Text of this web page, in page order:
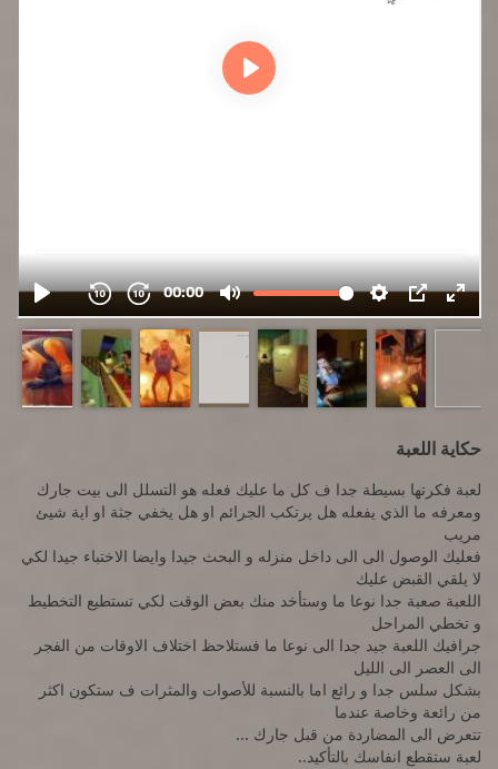
حكاية اللعبة
لعبة فكرتها بسيطة جدا ف كل ما عليك فعله هو التسلل الى بيت جارك
ومعرفه ما الذي يفعله هل يرتكب الجرائم او هل يخفي جثة او اية شيئ
مريب
فعليك الوصول الى الى داخل منزله و البحث جيدا وايضا الاختباء جيدا لكي
لا يلقي القبض عليك
اللعبة صعبة جدا نوعا ما وستأخد منك بعض الوقت لكي تستطيع التخطيط
و تخطي المراحل
جرافيك اللعبة جيد جدا الى نوعا ما فستلاحظ اختلاف الاوقات من الفجر
الى العصر الى الليل
بشكل سلس جدا و رائع اما بالنسبة للأصوات والمثرات ف ستكون اكثر
من رائعة وخاصة عندما
تتعرض الى المضاردة من قبل جارك ...
لعبة ستقطع انفاسك بالتأكيد..